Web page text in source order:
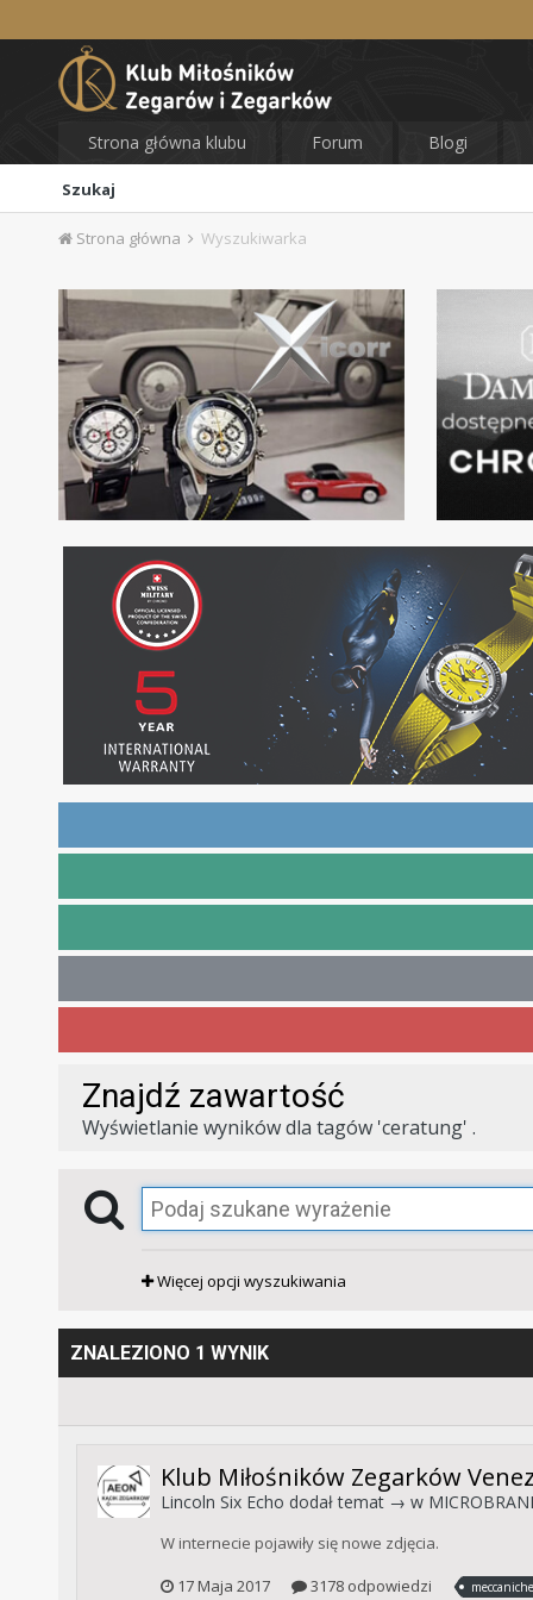
Strona główna klubu Forum Blogi
Szukaj
Strona główna Wyszukiwarka
Znajdź zawartość
Wyświetlanie wyników dla tagów 'ceratung' .
Więcej opcji wyszukiwania
ZNALEZIONO 1 WYNIK
Klub Miłośników Zegarków
Lincoln Six Echo dodał temat → w
W internecie pojawiły się nowe zdjęcia.
17 Maja 2017
3178 odpowiedzi